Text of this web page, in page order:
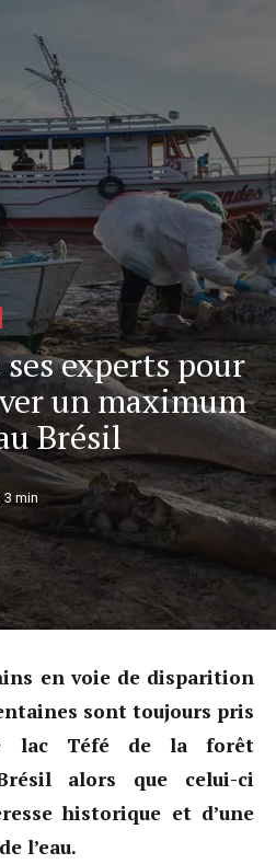
experts pour
un maximum
Brésil
3 min
en voie de disparition
sont toujours pris
lac Téfé de la forêt
alors que celui-ci
historique et d’une
l’eau.